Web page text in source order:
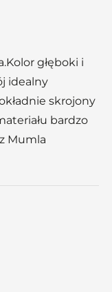
głęboki i
idealny
skrojony
bardzo
Mumla